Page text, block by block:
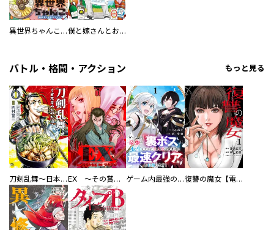
異世界ちゃんこ～横綱目前に召喚されたんだが～ 【連載版】 僕と嫁さんとお酒の関係
バトル・格闘・アクション もっと見る
刀剣乱舞～日本号つれづれ酒～ EX ～その賞金稼ぎは、世界の出口を探す～【単行本版】 ゲーム内最強の『裏ボス』に転生したので、主人公の代わりに最速クリアを目指します！【電子単行本版】 復讐の魔女【電子単行本版】